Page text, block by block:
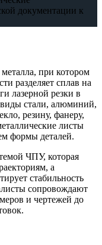
документации к
при котором
разделяет сплав на
лазерной резки в
стали, алюминий,
резину, фанеру,
листы
формы деталей.
ЧПУ, которая
а
стабильность
сопровождают
и чертежей до